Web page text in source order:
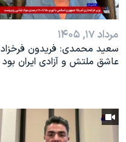
مرداد ۱۷, ۱۴۰۵
سعید محمدی: فریدون فرخزاد
عاشق ملتش و آزادی ایران بود